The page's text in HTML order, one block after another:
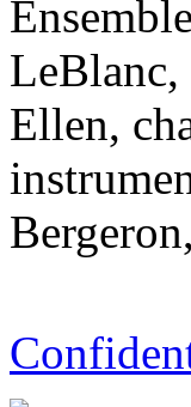
LeBlanc,
Ellen,